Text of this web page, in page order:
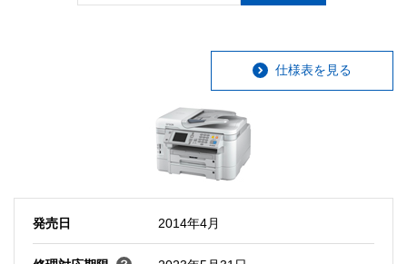
仕様表を見る
発売日 2014年4月